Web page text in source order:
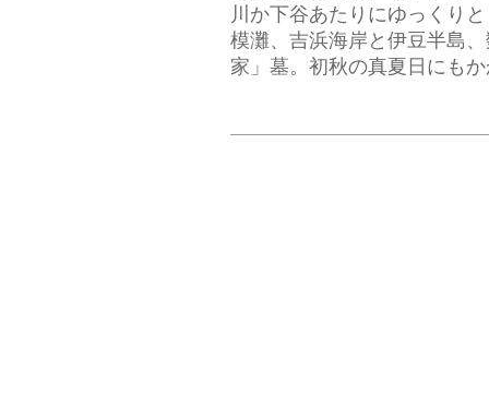
川か下谷あたりにゆっくり
模灘、吉浜海岸と伊豆半島
家」墓。初秋の真夏日にも